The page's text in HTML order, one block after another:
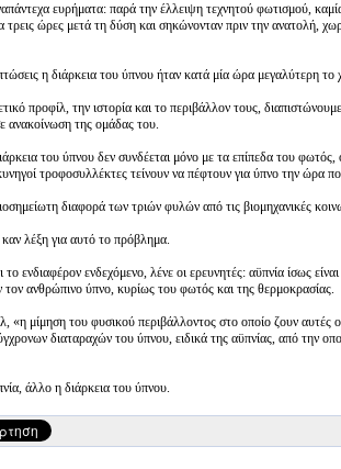
ευρήματα: παρά την έλλειψη τεχνητού φωτισμού,
τρεις ώρες μετά τη δύση και σηκώνονταν πριν την ανατολή,
η διάρκεια του ύπνου ήταν κατά μία ώρα μεγαλύτερη το
προφίλ, την ιστορία και το περιβάλλον τους,
ανακοίνωση της ομάδας του.
του ύπνου δεν συνδέεται μόνο με τα επίπεδα του
τροφοσυλλέκτες τείνουν να πέφτουν για ύπνο την ώρα
διαφορά των τριών φυλών από τις βιομηχανικές
καν λέξη για αυτό το πρόβλημα.
ενδιαφέρον ενδεχόμενο, λένε οι ερευνητές: αϋπνία ίσως
ανθρώπινο ύπνο, κυρίως του φωτός και της θερμοκρασίας.
«η μίμηση του φυσικού περιβάλλοντος στο οποίο ζουν αυτές
διαταραχών του ύπνου, ειδικά της αϋπνίας, από την
άλλο η διάρκεια του ύπνου.